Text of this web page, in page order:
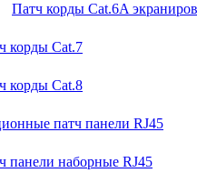
Патч корды Cat.6A
корды Cat.7
корды Cat.8
патч панели RJ45
панели наборные RJ45